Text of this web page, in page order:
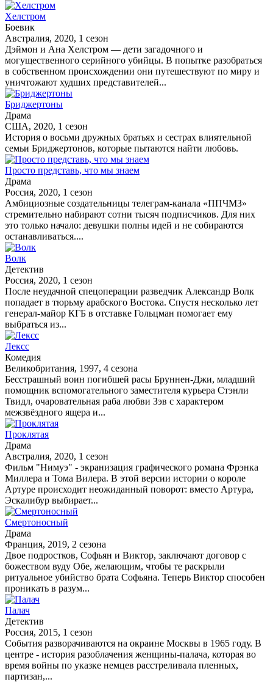
Хелстром
Боевик
Австралия, 2020, 1 сезон
Дэймон и Ана Хелстром — дети загадочного и
могущественного серийного убийцы. В попытке разобраться
в собственном происхождении они путешествуют по миру и
уничтожают худших представителей...
Бриджертоны
Драма
США, 2020, 1 сезон
История о восьми дружных братьях и сестрах влиятельной
семьи Бриджертонов, которые пытаются найти любовь.
Просто представь, что мы знаем
Драма
Россия, 2020, 1 сезон
Амбициозные создательницы телеграм-канала «ППЧМЗ»
стремительно набирают сотни тысяч подписчиков. Для них
это только начало: девушки полны идей и не собираются
останавливаться....
Волк
Детектив
Россия, 2020, 1 сезон
После неудачной спецоперации разведчик Александр Волк
попадает в тюрьму арабского Востока. Спустя несколько лет
генерал-майор КГБ в отставке Гольцман помогает ему
выбраться из...
Лексс
Комедия
Великобритания, 1997, 4 сезона
Бесстрашный воин погибшей расы Бруннен-Джи, младший
помощник вспомогательного заместителя курьера Стэнли
Твидл, очаровательная раба любви Зэв с характером
межзвёздного ящера и...
Проклятая
Драма
Австралия, 2020, 1 сезон
Фильм "Нимуэ" - экранизация графического романа Фрэнка
Миллера и Тома Вилера. В этой версии истории о короле
Артуре происходит неожиданный поворот: вместо Артура,
Эскалибур выбирает...
Смертоносный
Драма
Франция, 2019, 2 сезона
Двое подростков, Софьян и Виктор, заключают договор с
божеством вуду Обе, желающим, чтобы те раскрыли
ритуальное убийство брата Софьяна. Теперь Виктор способен
проникать в разум...
Палач
Детектив
Россия, 2015, 1 сезон
События разворачиваются на окраине Москвы в 1965 году. В
центре - история разоблачения женщины-палача, которая во
время войны по указке немцев расстреливала пленных,
партизан,...